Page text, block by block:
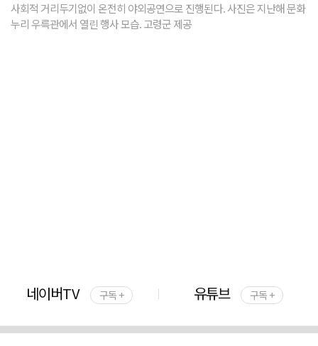
사회적 거리두기없이 온전히 야외공연으로 진행된다. 사진은 지난해 문화
누리 우륵관에서 열린 행사 모습. 고령군 제공
네이버TV 구독 + 유튜브 구독 +